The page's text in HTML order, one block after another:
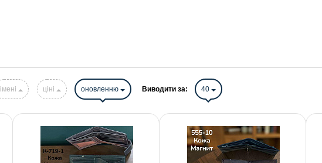
імені ціні оновленню Виводити за: 40